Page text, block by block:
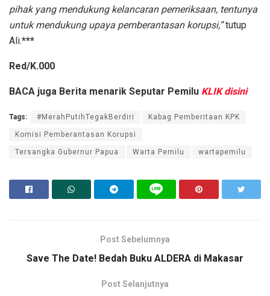
pihak yang mendukung kelancaran pemeriksaan, tentunya
untuk mendukung upaya pemberantasan korupsi,”tutup
Ali.***
Red/K.000
BACA juga Berita menarik Seputar Pemilu KLIK disini
Tags: #MerahPutihTegakBerdiri Kabag Pemberitaan KPK
Komisi Pemberantasan Korupsi
Tersangka Gubernur Papua Warta Pemilu wartapemilu
Post Sebelumnya
Save The Date! Bedah Buku ALDERA di Makasar
Post Selanjutnya